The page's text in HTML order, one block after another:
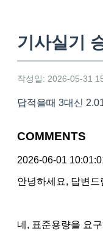
기사실기
작성일: 2026-05-31
답적을때 3대신
COMMENTS
2026-06-01
안녕하세요, 답변드
네, 표준용량을 요